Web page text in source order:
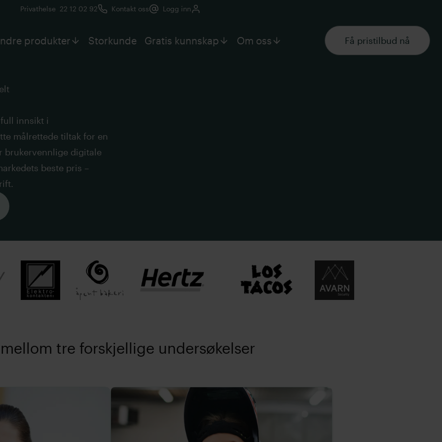
Privathelse 22 12 02 92 Kontakt oss Logg inn
produkter Storkunde Gratis kunnskap Om oss Få pristilbud nå
innsikt i
målrettede tiltak for en
brukervennlige digitale
beste pris –
tre forskjellige undersøkelser